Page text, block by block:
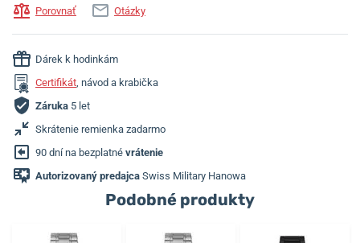
Porovnať Otázky
Dárek k hodinkám
Certifikát, návod a krabička
Záruka 5 let
Skrátenie remienka zadarmo
90 dní na bezplatné vrátenie
Autorizovaný predajca Swiss Military Hanowa
Podobné produkty